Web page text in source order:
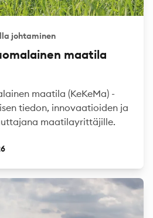
johtaminen
maatila
maatila (KeKeMa) -
tiedon, innovaatioiden ja
maatilayrittäjille.